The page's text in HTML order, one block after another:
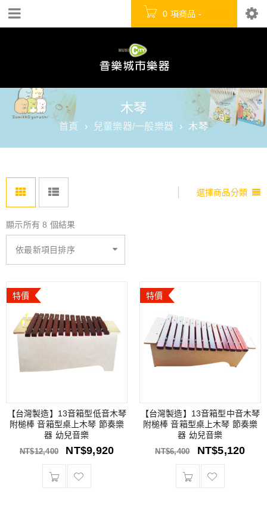
0 項商品 -
木琴
首頁 › 兒童樂器/一般樂器 › 木琴
選擇商品分類
顯示所有 8 個結果
依最新項目排序
特價
【台灣製造】13音箱型低音木琴
附槌棒 音箱型桌上木琴 節奏樂
器 幼兒音樂
NT$12,400 NT$9,920
特價
【台灣製造】13音箱型中音木琴
附槌棒 音箱型桌上木琴 節奏樂
器 幼兒音樂
NT$6,400 NT$5,120